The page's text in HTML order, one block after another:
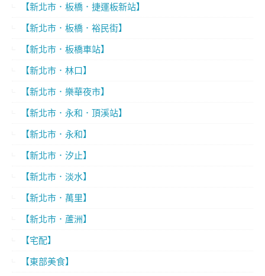
【新北市．板橋．捷運板新站】
【新北市．板橋．裕民街】
【新北市．板橋車站】
【新北市．林口】
【新北市．樂華夜市】
【新北市．永和．頂溪站】
【新北市．永和】
【新北市．汐止】
【新北市．淡水】
【新北市．萬里】
【新北市．蘆洲】
【宅配】
【東部美食】